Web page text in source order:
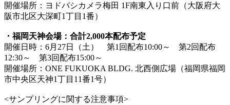
開催場所：ヨドバシカメラ梅田 1F南東入り口前（大阪府大
阪市北区大深町1丁目1番）
・福岡天神会場：合計2,000本配布予定
開催日時：6月27日（土） 第1回配布10:00～ 第2回配布
12:30～ 第3回配布15:00～
開催場所：ONE FUKUOKA BLDG. 北西側広場（福岡県福岡
市中央区天神1丁目11番1号）
<サンプリングに関する注意事項>